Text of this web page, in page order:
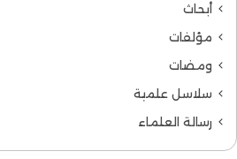
أبحاث
مؤلفات
ومضات
سلاسل علمية
رسالة العلماء